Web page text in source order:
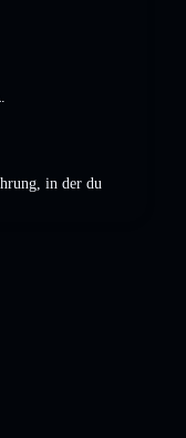
in der du